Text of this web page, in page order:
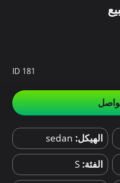
ID 181
الهيكل: sedan
الفئة: S